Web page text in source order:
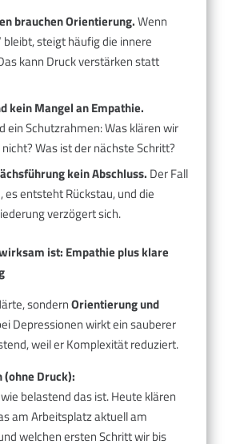
brauchen Orientierung.Wenn
bleibt, steigt häufig die innere
kann Druck verstärken statt
kein Mangel an Empathie.
ein Schutzrahmen: Was klären wir
Was ist der nächste Schritt?
kein Abschluss. Der Fall
es entsteht Rückstau, und die
verzögert sich.
ist: Empathie plus klare
sondernOrientierung und
Depressionen wirkt ein sauberer
weil er Komplexität reduziert.
(ohne Druck):
belastend das ist. Heute klären
am Arbeitsplatz aktuell am
welchen ersten Schritt wir bis